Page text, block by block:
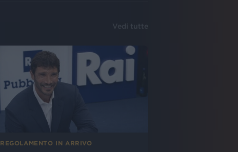
Vedi tutte
REGOLAMENTO IN ARRIVO